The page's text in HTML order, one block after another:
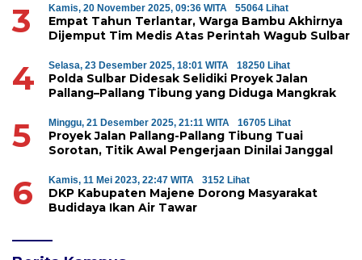
3 Kamis, 20 November 2025, 09:36 WITA 55064 Lihat
Empat Tahun Terlantar, Warga Bambu Akhirnya
Dijemput Tim Medis Atas Perintah Wagub Sulbar
4 Selasa, 23 Desember 2025, 18:01 WITA 18250 Lihat
Polda Sulbar Didesak Selidiki Proyek Jalan
Pallang–Pallang Tibung yang Diduga Mangkrak
5 Minggu, 21 Desember 2025, 21:11 WITA 16705 Lihat
Proyek Jalan Pallang-Pallang Tibung Tuai
Sorotan, Titik Awal Pengerjaan Dinilai Janggal
6 Kamis, 11 Mei 2023, 22:47 WITA 3152 Lihat
DKP Kabupaten Majene Dorong Masyarakat
Budidaya Ikan Air Tawar